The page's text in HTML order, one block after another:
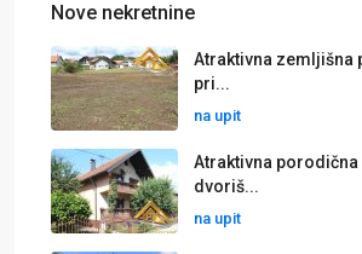
Nove nekretnine
Atraktivna zemljišna
pri...
na upit
Atraktivna porodična
dvoriš...
na upit